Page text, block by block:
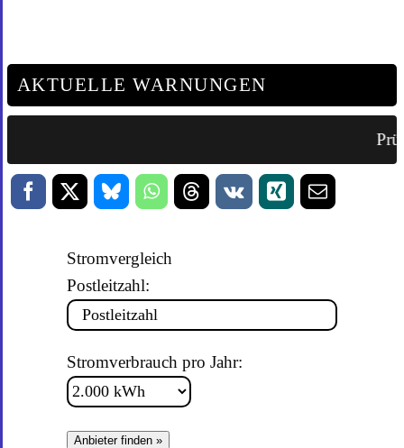
AKTUELLE WARNUNGEN
Stromvergleich
Postleitzahl:
Stromverbrauch pro Jahr:
Anbieter finden »